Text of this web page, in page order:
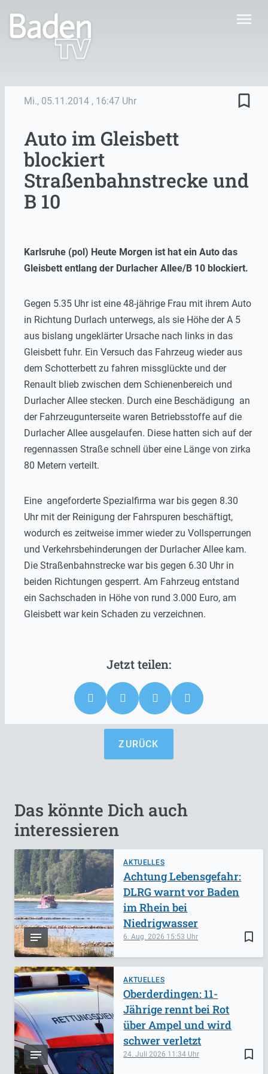
menu
Mi., 05.11.2014 , 16:47 Uhr bookmark_border
Auto im Gleisbett
blockiert
Straßenbahnstrecke und
B 10
Karlsruhe (pol) Heute Morgen ist hat ein Auto das
Gleisbett entlang der Durlacher Allee/B 10 blockiert.
Gegen 5.35 Uhr ist eine 48-jährige Frau mit ihrem Auto
in Richtung Durlach unterwegs, als sie Höhe der A 5
aus bislang ungeklärter Ursache nach links in das
Gleisbett fuhr. Ein Versuch das Fahrzeug wieder aus
dem Schotterbett zu fahren missglückte und der
Renault blieb zwischen dem Schienenbereich und
Durlacher Allee stecken. Durch eine Beschädigung an
der Fahrzeugunterseite waren Betriebsstoffe auf die
Durlacher Allee ausgelaufen. Diese hatten sich auf der
regennassen Straße schnell über eine Länge von zirka
80 Metern verteilt.
Eine angeforderte Spezialfirma war bis gegen 8.30
Uhr mit der Reinigung der Fahrspuren beschäftigt,
wodurch es zeitweise immer wieder zu Vollsperrungen
und Verkehrsbehinderungen der Durlacher Allee kam.
Die Straßenbahnstrecke war bis gegen 6.30 Uhr in
beiden Richtungen gesperrt. Am Fahrzeug entstand
ein Sachschaden in Höhe von rund 3.000 Euro, am
Gleisbett war kein Schaden zu verzeichnen.
ZURÜCK
Das könnte Dich auch
interessieren
AKTUELLES
bookmark_border
6. Aug. 2026 15:53
Achtung Lebensgefahr:
DLRG warnt vor Baden
im Rhein bei
Niedrigwasser
AKTUELLES
bookmark_border
24. Juli 2026 11:34
Oberderdingen: 11-
Jährige rennt bei Rot
über Ampel und wird
schwer verletzt